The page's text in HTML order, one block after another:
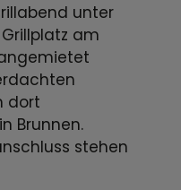
unter
am
dort
Brunnen.
stehen